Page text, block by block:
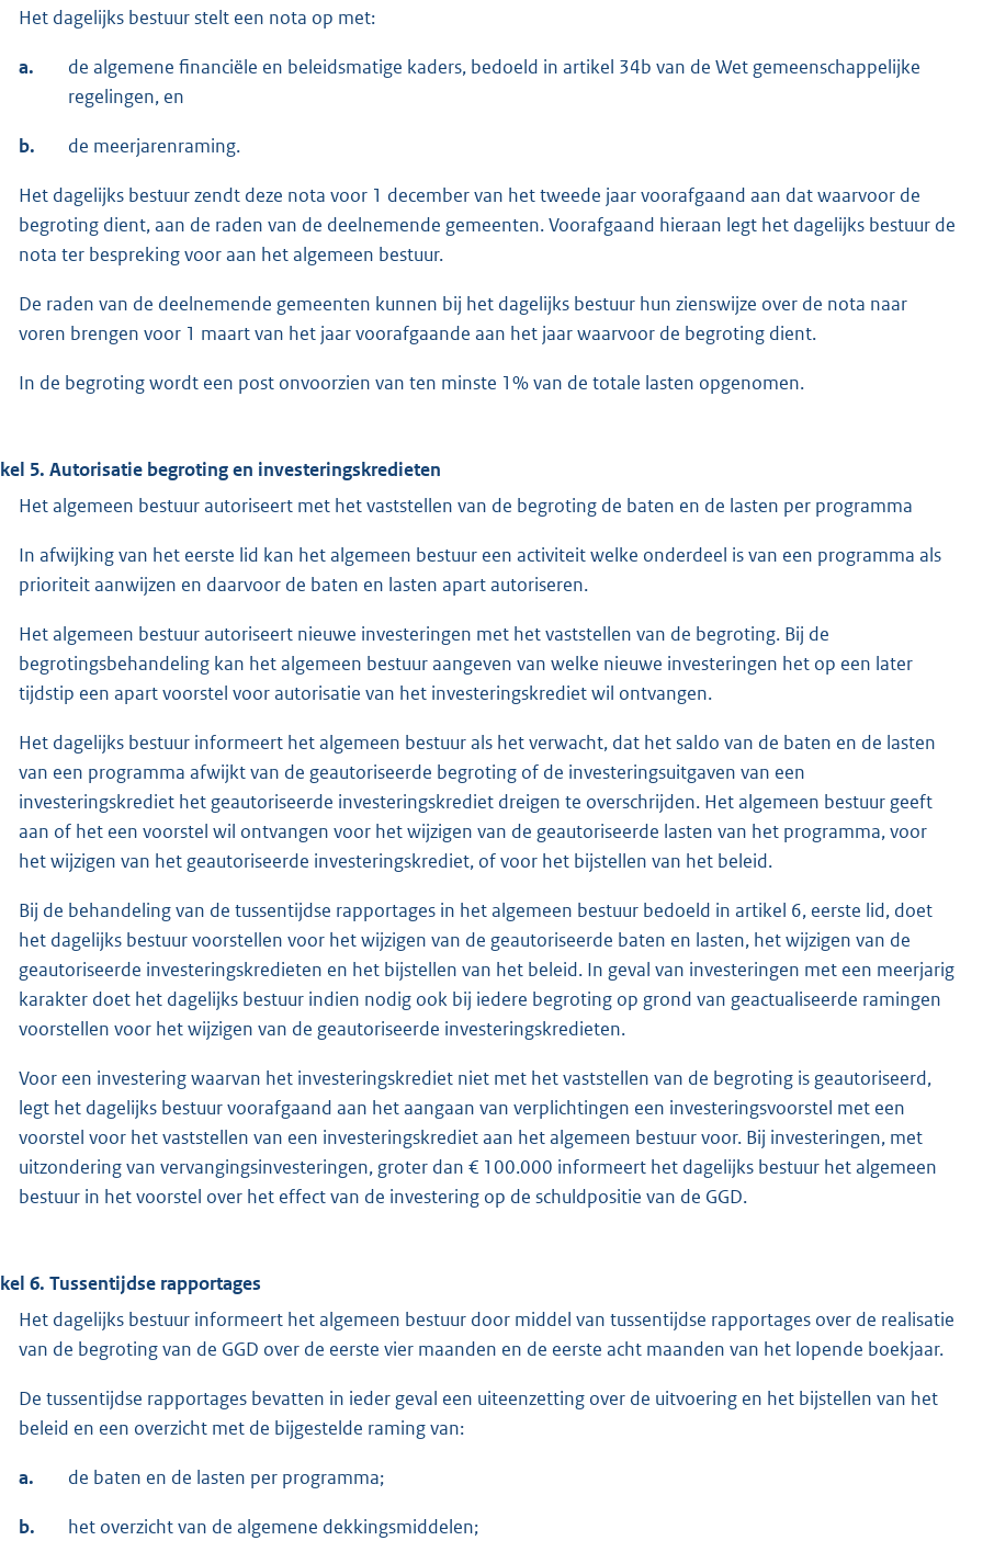
Het dagelijks bestuur stelt een nota op met:
a.
de algemene financiële en beleidsmatige kaders, bedoeld in artikel 34b van de Wet gemeenschappelijke
regelingen, en
b. de meerjarenraming.
Het dagelijks bestuur zendt deze nota voor 1 december van het tweede jaar voorafgaand aan dat waarvoor de
begroting dient, aan de raden van de deelnemende gemeenten. Voorafgaand hieraan legt het dagelijks bestuur de
nota ter bespreking voor aan het algemeen bestuur.
De raden van de deelnemende gemeenten kunnen bij het dagelijks bestuur hun zienswijze over de nota naar
voren brengen voor 1 maart van het jaar voorafgaande aan het jaar waarvoor de begroting dient.
In de begroting wordt een post onvoorzien van ten minste 1% van de totale lasten opgenomen.
5. Autorisatie begroting en investeringskredieten
Het algemeen bestuur autoriseert met het vaststellen van de begroting de baten en de lasten per programma
In afwijking van het eerste lid kan het algemeen bestuur een activiteit welke onderdeel is van een programma als
prioriteit aanwijzen en daarvoor de baten en lasten apart autoriseren.
Het algemeen bestuur autoriseert nieuwe investeringen met het vaststellen van de begroting. Bij de
begrotingsbehandeling kan het algemeen bestuur aangeven van welke nieuwe investeringen het op een later
tijdstip een apart voorstel voor autorisatie van het investeringskrediet wil ontvangen.
Het dagelijks bestuur informeert het algemeen bestuur als het verwacht, dat het saldo van de baten en de lasten
van een programma afwijkt van de geautoriseerde begroting of de investeringsuitgaven van een
investeringskrediet het geautoriseerde investeringskrediet dreigen te overschrijden. Het algemeen bestuur geeft
aan of het een voorstel wil ontvangen voor het wijzigen van de geautoriseerde lasten van het programma, voor
het wijzigen van het geautoriseerde investeringskrediet, of voor het bijstellen van het beleid.
Bij de behandeling van de tussentijdse rapportages in het algemeen bestuur bedoeld in artikel 6, eerste lid, doet
het dagelijks bestuur voorstellen voor het wijzigen van de geautoriseerde baten en lasten, het wijzigen van de
geautoriseerde investeringskredieten en het bijstellen van het beleid. In geval van investeringen met een meerjarig
karakter doet het dagelijks bestuur indien nodig ook bij iedere begroting op grond van geactualiseerde ramingen
voorstellen voor het wijzigen van de geautoriseerde investeringskredieten.
Voor een investering waarvan het investeringskrediet niet met het vaststellen van de begroting is geautoriseerd,
legt het dagelijks bestuur voorafgaand aan het aangaan van verplichtingen een investeringsvoorstel met een
voorstel voor het vaststellen van een investeringskrediet aan het algemeen bestuur voor. Bij investeringen, met
uitzondering van vervangingsinvesteringen, groter dan € 100.000 informeert het dagelijks bestuur het algemeen
bestuur in het voorstel over het effect van de investering op de schuldpositie van de GGD.
6. Tussentijdse rapportages
Het dagelijks bestuur informeert het algemeen bestuur door middel van tussentijdse rapportages over de realisatie
van de begroting van de GGD over de eerste vier maanden en de eerste acht maanden van het lopende boekjaar.
De tussentijdse rapportages bevatten in ieder geval een uiteenzetting over de uitvoering en het bijstellen van het
beleid en een overzicht met de bijgestelde raming van:
a. de baten en de lasten per programma;
b. het overzicht van de algemene dekkingsmiddelen;